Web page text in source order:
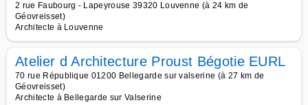
2 rue Faubourg - Lapeyrouse 39320 Louvenne (à 24 km de
Géovreisset)
Architecte à Louvenne
Atelier d Architecture Proust Bégotie EURL
70 rue République 01200 Bellegarde sur valserine (à 27 km de
Géovreisset)
Architecte à Bellegarde sur Valserine